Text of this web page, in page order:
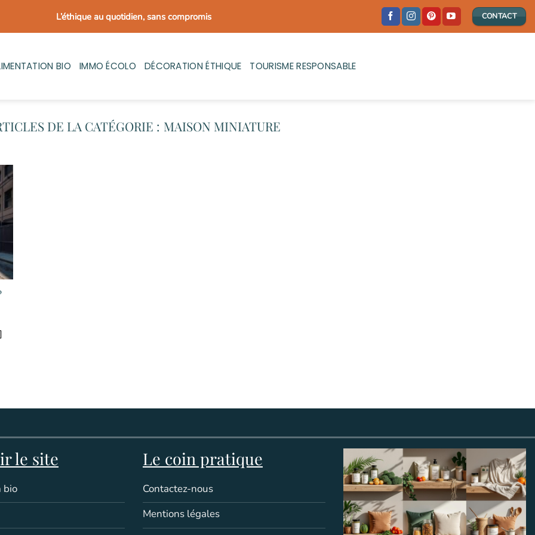
L’éthique au quotidien, sans compromis CONTACT
BIO IMMO ÉCOLO DÉCORATION ÉTHIQUE TOURISME RESPONSABLE
MAISON MINIATURE
le site
bio
Le coin pratique
Contactez-nous
Mentions légales